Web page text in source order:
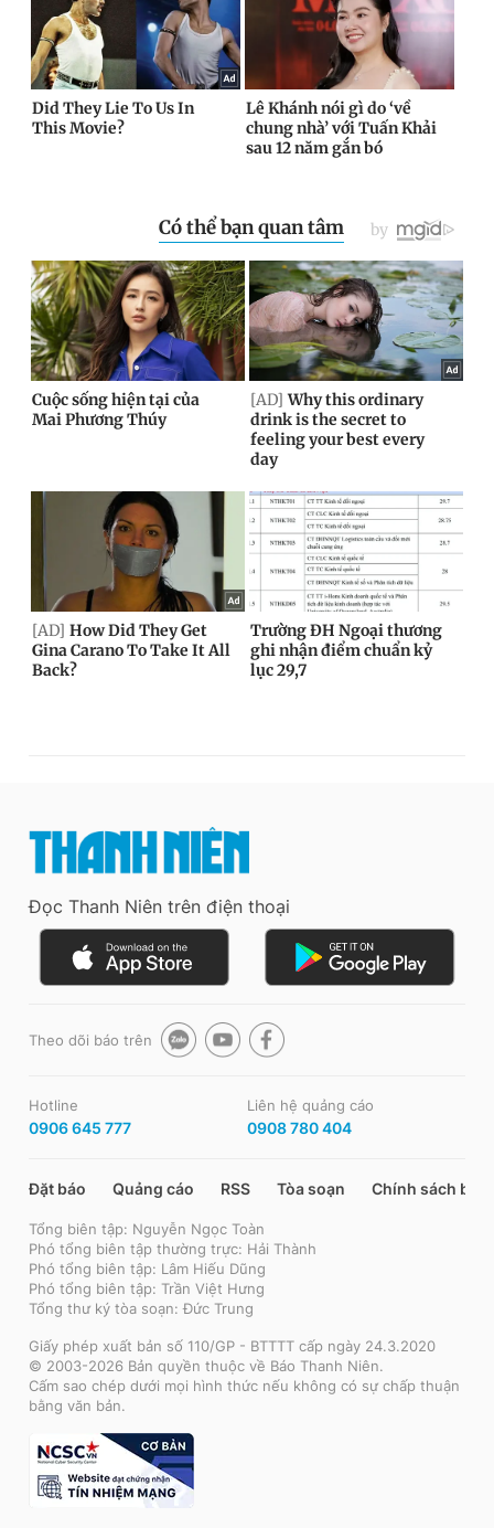
Đọc Thanh Niên trên điện thoại
Theo dõi báo trên
Hotline
0906 645 777
Liên hệ quảng cáo
0908 780 404
Đặt báo Quảng cáo RSS Tòa soạn Chính sách bảo
Tổng biên tập: Nguyễn Ngọc Toàn
Phó tổng biên tập thường trực: Hải Thành
Phó tổng biên tập: Lâm Hiếu Dũng
Phó tổng biên tập: Trần Việt Hưng
Tổng thư ký tòa soạn: Đức Trung
Giấy phép xuất bản số 110/GP - BTTTT cấp ngày 24.3.2020
© 2003-2026 Bản quyền thuộc về Báo Thanh Niên.
Cấm sao chép dưới mọi hình thức nếu không có sự chấp thuận
bằng văn bản.